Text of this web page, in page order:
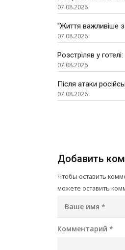
07.08.2026
"Життя важливіше
07.08.2026
Розстріляв у
07.08.2026
Після атаки
07.08.2026
Добавить
Чтобы оставить
можете оставить
Комментарий *